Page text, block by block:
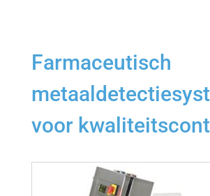
Farmaceutisch
voor